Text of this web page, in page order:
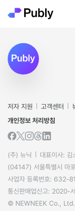
저자 지원 고객센터
개인정보 처리방침
(주) 뉴닉
대표이사: 김
(04147) 서울특별시 마
사업자 등록번호: 632-
통신판매업신고: 2020-
© NEWNEEK Co., Ltd.